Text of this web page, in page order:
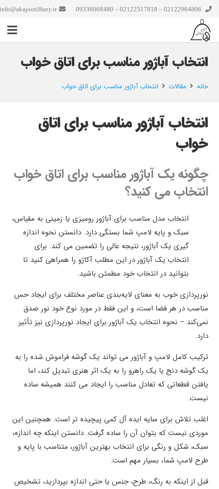
انتخاب آباژور مناسب برای اتاق خواب
خانه مقالات انتخاب آباژور مناسب برای اتاق خواب
انتخاب آباژور مناسب برای اتاق
خواب
چگونه یک آباژور مناسب برای اتاق خواب
انتخاب می کنید؟
انتخاب مدل مناسب برای آباژور رومیزی یا زمینی به مقیاس،
سبک و پایه لامپ شما بستگی دارد. دانستن نحوه اندازه
گیری یک آباژور، نتیجه عالی را تضمین می کند. برای
انتخاب یک آباژور در این مطلب آکاژو را همراهی کنید تا
بتوانید در انتخاب خود مطمئن باشید.
نورپردازی خوب به معنای لایه‌بندی عناصر مختلف برای ایجاد حس
مناسب در هر فضا است، و این فقط در مورد نوع خود نور صدق
نمی‌کند – نحوه انتخاب یک آباژور برای ایجاد نورپردازی نیز تأثیر
دارد.
ترکیب کامل لامپ و آباژور می تواند یک گوشه فراموش شده را به
یک گوشه دنج یا یک راهرو را به یک اثر هنری تبدیل کند، اما
یافتن قطعاتی که تعادل مناسب را ایجاد می کنند همیشه ساده
نیست.
اغلب تلاش برای سایه ایده آل کمی پیچیده تر است. همچنین این
موردی نیست که بتوان آن را ساده گرفت. دانستن اینکه چه اندازه،
سبک، شکل و رنگی برای انتخاب بهترین آباژور، متناسب با پایه و
طرح لامپ شما، بسیار مهم است.
قبل از اینکه به رنگ، طرح، جنس یا حتی اندازه بپردازید، تشخیص